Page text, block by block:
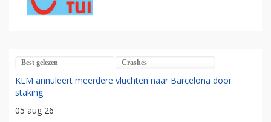
Best gelezen Crashes
KLM annuleert meerdere vluchten naar Barcelona door
staking
05 aug 26